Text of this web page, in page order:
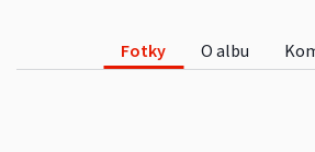
Fotky O albu